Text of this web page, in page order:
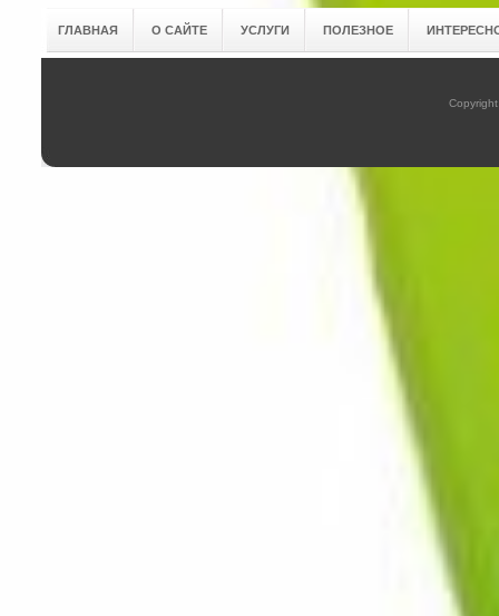
ГЛАВНАЯ О САЙТЕ УСЛУГИ ПОЛЕЗНОЕ